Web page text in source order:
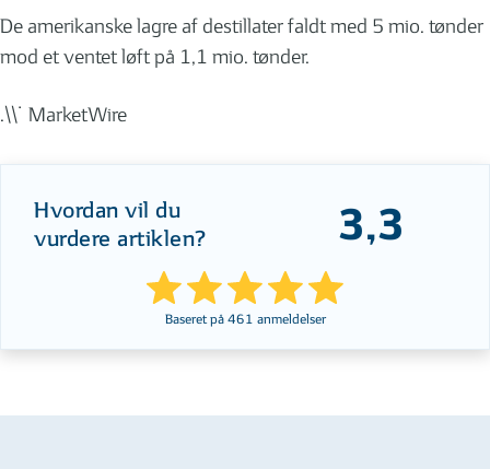
De amerikanske lagre af destillater faldt med 5 mio. tønder
mod et ventet løft på 1,1 mio. tønder.
.\\˙ MarketWire
Hvordan vil du
vurdere artiklen?
3,3
Baseret på 461 anmeldelser